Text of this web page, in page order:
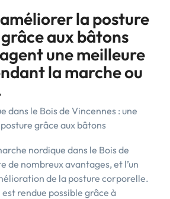
la posture
aux bâtons
une meilleure
la marche ou
dans le Bois de Vincennes : une
grâce aux bâtons
nordique dans le Bois de
de nombreux avantages, et l’un
de la posture corporelle.
rendue possible grâce à